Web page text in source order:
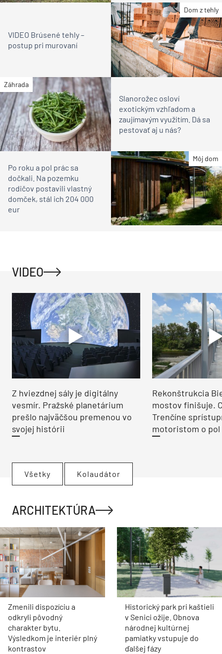
Dom z tehly
VIDEO Brúsené tehly –
postup pri murovaní
Záhrada
Slanorožec osloví
exotickým vzhľadom a
zaujímavým využitím. Dá sa
pestovať aj u nás?
Môj dom
Po roku a pol prác sa
dočkali. Na pozemku
rodičov postavili vlastný
domček, stál ich 204 000
eur
VIDEO
Z hviezdnej sály je digitálny
vesmír. Pražské planetárium
prešlo najväčšou premenou vo
svojej histórii
Rekonštrukcia
mostov finišuje.
Trenčíne
motoristom o pol
Všetky Kolaudátor
ARCHITEKTÚRA
Zmenili dispozíciu a
odkryli pôvodný
charakter bytu.
Výsledkom je interiér plný
kontrastov
Historický park pri kaštieli
v Senici ožije. Obnova
národnej kultúrnej
pamiatky vstupuje do
ďalšej fázy